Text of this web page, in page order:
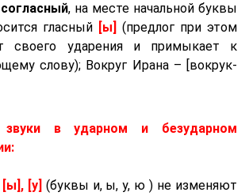
, на месте начальной буквы
гласный [ы]
(предлог при этом
своего ударения и примыкает к
слову); Вокруг Ирана – [вокрук-
звуки в ударном и безударном
[ы], [у] (буквы и, ы, у, ю ) не изменяют